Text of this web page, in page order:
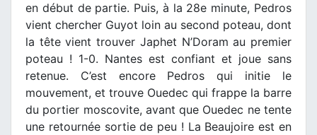
en début de partie. Puis, à la 28e minute, Pedros
vient chercher Guyot loin au second poteau, dont
la tête vient trouver Japhet N’Doram au premier
poteau ! 1-0. Nantes est confiant et joue sans
retenue. C’est encore Pedros qui initie le
mouvement, et trouve Ouedec qui frappe la barre
du portier moscovite, avant que Ouedec ne tente
une retournée sortie de peu ! La Beaujoire est en